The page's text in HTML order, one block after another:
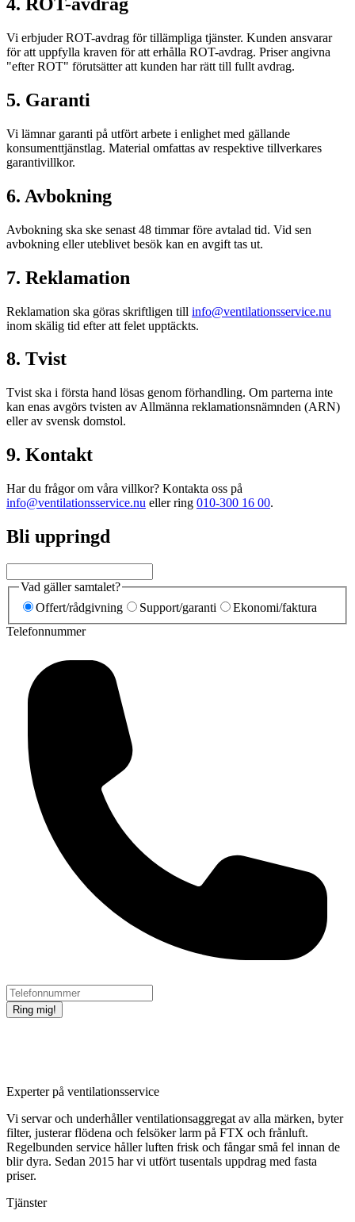
Vi erbjuder ROT-avdrag för tillämpliga tjänster. Kunden ansvarar
för att uppfylla kraven för att erhålla ROT-avdrag. Priser angivna
"efter ROT" förutsätter att kunden har rätt till fullt avdrag.
5. Garanti
Vi lämnar garanti på utfört arbete i enlighet med gällande
konsumenttjänstlag. Material omfattas av respektive tillverkares
garantivillkor.
6. Avbokning
Avbokning ska ske senast 48 timmar före avtalad tid. Vid sen
avbokning eller uteblivet besök kan en avgift tas ut.
7. Reklamation
Reklamation ska göras skriftligen till info@ventilationsservice.nu
inom skälig tid efter att felet upptäckts.
8. Tvist
Tvist ska i första hand lösas genom förhandling. Om parterna inte
kan enas avgörs tvisten av Allmänna reklamationsnämnden (ARN)
eller av svensk domstol.
9. Kontakt
Har du frågor om våra villkor? Kontakta oss på
info@ventilationsservice.nu eller ring 010-300 16 00.
Bli uppringd
Vad gäller samtalet?
Offert/rådgivning
Support/garanti
Ekonomi/faktura
Telefonnummer
Ring mig!
Experter på ventilationsservice
Vi servar och underhåller ventilationsaggregat av alla märken, byter
filter, justerar flödena och felsöker larm på FTX och frånluft.
Regelbunden service håller luften frisk och fångar små fel innan de
blir dyra. Sedan 2015 har vi utfört tusentals uppdrag med fasta
priser.
Tjänster